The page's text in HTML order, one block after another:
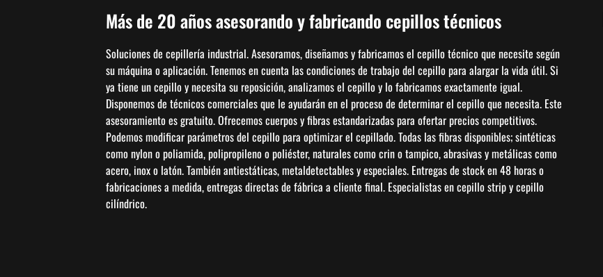
Más de 20 años asesorando y fabricando cepillos técnicos
Soluciones de cepillería industrial. Asesoramos, diseñamos y fabricamos el cepillo técnico que necesite según
su máquina o aplicación. Tenemos en cuenta las condiciones de trabajo del cepillo para alargar la vida útil. Si
ya tiene un cepillo y necesita su reposición, analizamos el cepillo y lo fabricamos exactamente igual.
Disponemos de técnicos comerciales que le ayudarán en el proceso de determinar el cepillo que necesita. Este
asesoramiento es gratuito. Ofrecemos cuerpos y fibras estandarizadas para ofertar precios competitivos.
Podemos modificar parámetros del cepillo para optimizar el cepillado. Todas las fibras disponibles; sintéticas
como nylon o poliamida, polipropileno o poliéster, naturales como crin o tampico, abrasivas y metálicas como
acero, inox o latón. También antiestáticas, metaldetectables y especiales. Entregas de stock en 48 horas o
fabricaciones a medida, entregas directas de fábrica a cliente final. Especialistas en cepillo strip y cepillo
cilíndrico.